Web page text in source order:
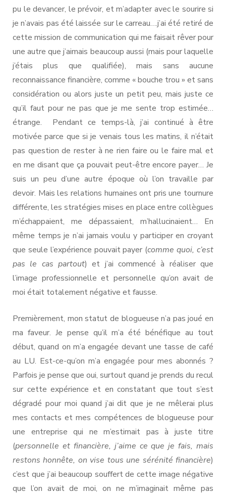
pu le devancer, le prévoir, et m’adapter avec le sourire si
je n’avais pas été laissée sur le carreau….j’ai été retiré de
cette mission de communication qui me faisait rêver pour
une autre que j’aimais beaucoup aussi (mais pour laquelle
j’étais plus que qualifiée), mais sans aucune
reconnaissance financière, comme « bouche trou » et sans
considération ou alors juste un petit peu, mais juste ce
qu’il faut pour ne pas que je me sente trop estimée…
étrange. Pendant ce temps-là, j’ai continué à être
motivée parce que si je venais tous les matins, il n’était
pas question de rester à ne rien faire ou le faire mal et
en me disant que ça pouvait peut-être encore payer… Je
suis un peu d’une autre époque où l’on travaille par
devoir. Mais les relations humaines ont pris une tournure
différente, les stratégies mises en place entre collègues
m’échappaient, me dépassaient, m’hallucinaient… En
même temps je n’ai jamais voulu y participer en croyant
que seule l’expérience pouvait payer (comme quoi, c’est
pas le cas partout) et j’ai commencé à réaliser que
l’image professionnelle et personnelle qu’on avait de
moi était totalement négative et fausse.
Premièrement, mon statut de blogueuse n’a pas joué en
ma faveur. Je pense qu’il m’a été bénéfique au tout
début, quand on m’a engagée devant une tasse de café
au LU. Est-ce-qu’on m’a engagée pour mes abonnés ?
Parfois je pense que oui, surtout quand je prends du recul
sur cette expérience et en constatant que tout s’est
dégradé pour moi quand j’ai dit que je ne mêlerai plus
mes contacts et mes compétences de blogueuse pour
une entreprise qui ne m’estimait pas à juste titre
(personnelle et financière, j’aime ce que je fais, mais
restons honnête, on vise tous une sérénité financière)
c’est que j’ai beaucoup souffert de cette image négative
que l’on avait de moi, on ne m’imaginait même pas